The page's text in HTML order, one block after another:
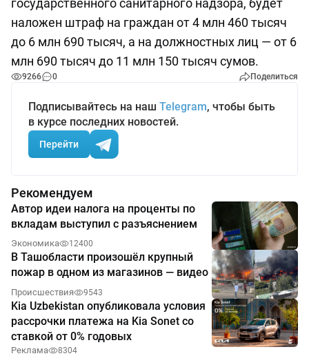
государственного санитарного надзора, будет
наложен штраф на граждан от 4 млн 460 тысяч
до 6 млн 690 тысяч, а на должностных лиц — от 6
млн 690 тысяч до 11 млн 150 тысяч сумов.
9266 0 Поделиться
Подписывайтесь на наш Telegram, чтобы быть
в курсе последних новостей.
Перейти
Рекомендуем
Автор идеи налога на проценты по
вкладам выступил с разъяснением
Экономика 12400
В Ташобласти произошёл крупный
пожар в одном из магазинов — видео
Происшествия 9543
Kia Uzbekistan опубликовала условия
рассрочки платежа на Kia Sonet со
ставкой от 0% годовых
Реклама 8304